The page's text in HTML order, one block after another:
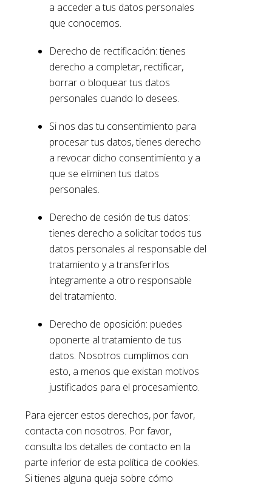
a acceder a tus datos personales
que conocemos.
Derecho de rectificación: tienes
derecho a completar, rectificar,
borrar o bloquear tus datos
personales cuando lo desees.
Si nos das tu consentimiento para
procesar tus datos, tienes derecho
a revocar dicho consentimiento y a
que se eliminen tus datos
personales.
Derecho de cesión de tus datos:
tienes derecho a solicitar todos tus
datos personales al responsable del
tratamiento y a transferirlos
íntegramente a otro responsable
del tratamiento.
Derecho de oposición: puedes
oponerte al tratamiento de tus
datos. Nosotros cumplimos con
esto, a menos que existan motivos
justificados para el procesamiento.
Para ejercer estos derechos, por favor,
contacta con nosotros. Por favor,
consulta los detalles de contacto en la
parte inferior de esta política de cookies.
Si tienes alguna queja sobre cómo